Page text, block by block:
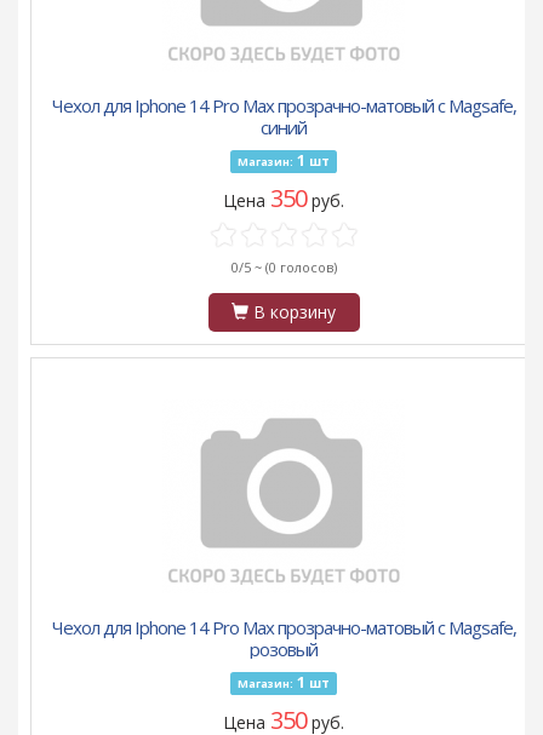
Чехол для Iphone 14 Pro Max прозрачно-матовый c Magsafe,
синий
Магазин: 1 шт
Цена 350руб.
0/5 ~ (0 голосов)
В корзину
Чехол для Iphone 14 Pro Max прозрачно-матовый c Magsafe,
розовый
Магазин: 1 шт
Цена 350руб.